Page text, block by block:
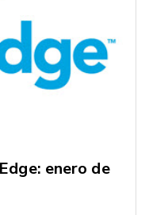
enero de